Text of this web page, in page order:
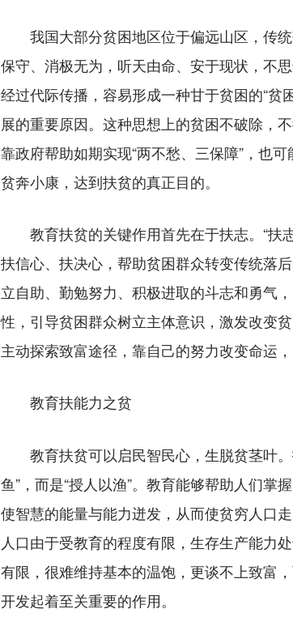
我国大部分贫困地区位于偏远山区，传统
保守、消极无为，听天由命、安于现状，不
经过代际传播，容易形成一种甘于贫困的“贫
展的重要原因。这种思想上的贫困不破除，
靠政府帮助如期实现“两不愁、三保障”，也
贫奔小康，达到扶贫的真正目的。
教育扶贫的关键作用首先在于扶志。“扶志
扶信心、扶决心，帮助贫困群众转变传统落
立自助、勤勉努力、积极进取的斗志和勇气
性，引导贫困群众树立主体意识，激发改变
主动探索致富途径，靠自己的努力改变命运
教育扶能力之贫
教育扶贫可以启民智民心，生脱贫茎叶。
鱼”，而是“授人以渔”。教育能够帮助人们掌
使智慧的能量与能力迸发，从而使贫穷人口
人口由于受教育的程度有限，生存生产能力
有限，很难维持基本的温饱，更谈不上致富
开发起着至关重要的作用。